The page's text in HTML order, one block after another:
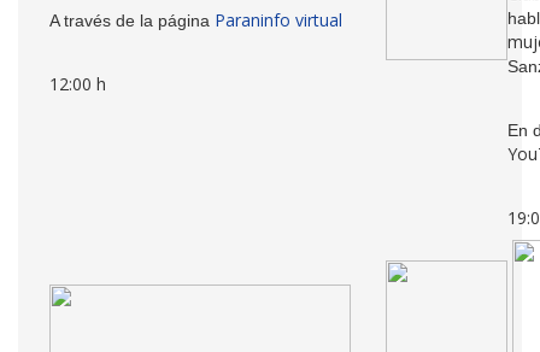
A través de la página Paraninfo virtual
12:00 h
En